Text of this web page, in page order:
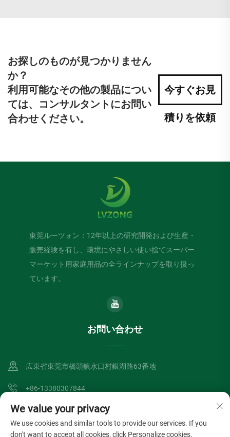
お探しのものが見つかりません
か？
利用可能なその他の製品につい
ては、コンサルタントにお問い
合わせください。
今すぐお見
積りを依頼
東莞ルーツォン：12年以上の研究開発および生産・
販売経験を有し、環境にやさしい使い捨てスーパー
マーケット用家庭用品の全ラインナップを取り扱っ
ています。
お問い合わせ
広東省東莞市橋頭鎮水口村銀湖路63番地
+86-13380307844
[email protected]
We value your privacy
We use cookies and similar tools to provide our services. If you
don't want to accept all cookies, click Personalize cookies.